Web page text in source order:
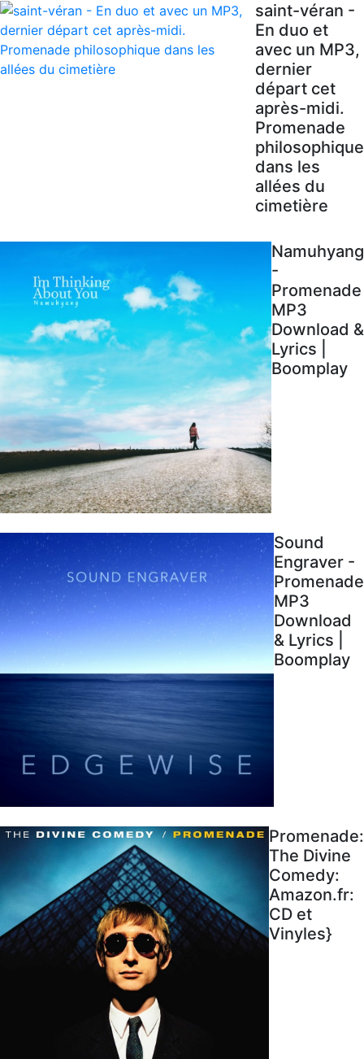
saint-véran -
En duo et
avec un MP3,
dernier
départ cet
après-midi.
Promenade
philosophique
dans les
allées du
cimetière
Namuhyang
-
Promenade
MP3
Download &
Lyrics |
Boomplay
Sound
Engraver -
Promenade
MP3
Download
& Lyrics |
Boomplay
Promenade:
The Divine
Comedy:
Amazon.fr:
CD et
Vinyles}